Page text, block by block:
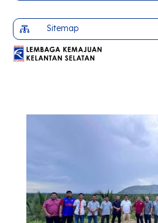
 Sitemap